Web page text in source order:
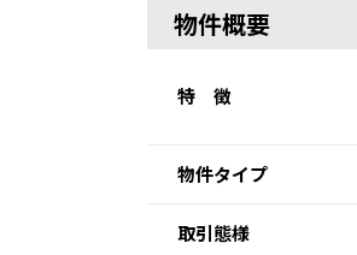
物件概要
特 徴
物件タイプ
取引態様